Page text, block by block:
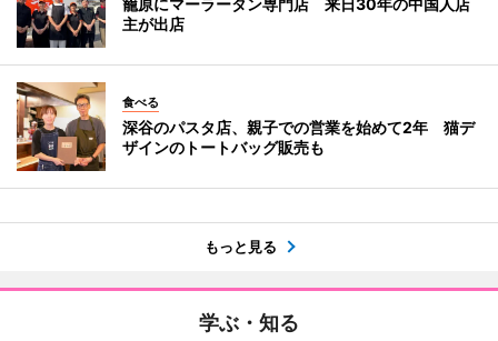
主が出店
食べる
深谷のパスタ店、親子での営業を始めて2年 猫デ
ザインのトートバッグ販売も
もっと見る
学ぶ・知る